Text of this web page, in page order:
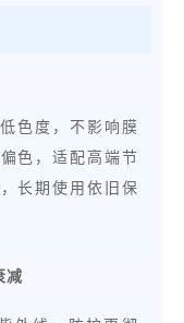
色度，不影响膜
色，适配高端节
长期使用依旧保
减